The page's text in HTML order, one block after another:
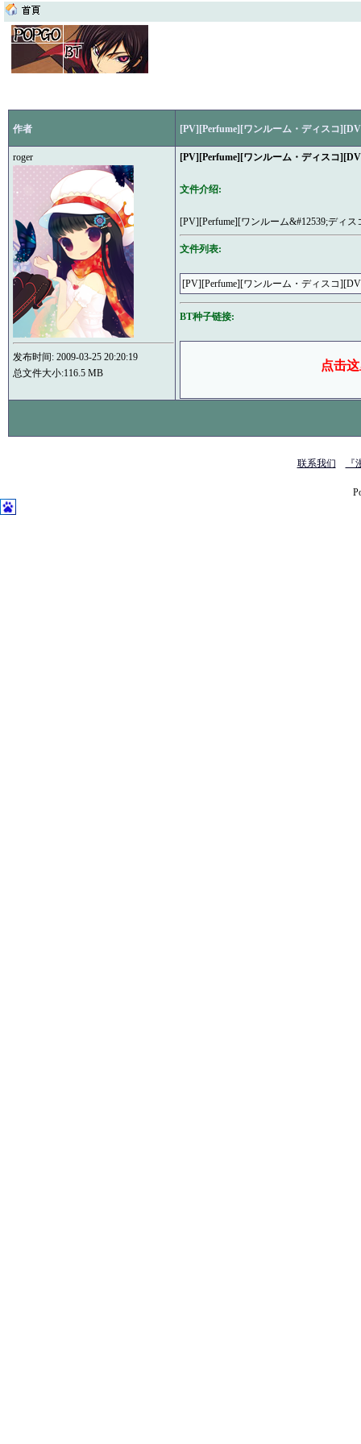
作者 [PV][Perfume][ワンルーム・ディスコ
roger
发布时间: 2009-03-25 20:20:19
总文件大小:116.5 MB
[PV][Perfume][ワンルーム・ディスコ
文件介绍:
[PV][Perfume][ワンルーム&#12539;ディ
文件列表:
[PV][Perfume][ワンルーム・ディスコ
BT种子链接:
点击
联系我们